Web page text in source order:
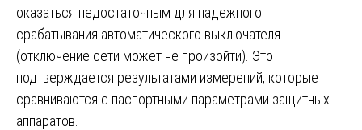
оказаться недостаточным для надежного
срабатывания автоматического выключателя
(отключение сети может не произойти). Это
подтверждается результатами измерений, которые
сравниваются с паспортными параметрами защитных
аппаратов.